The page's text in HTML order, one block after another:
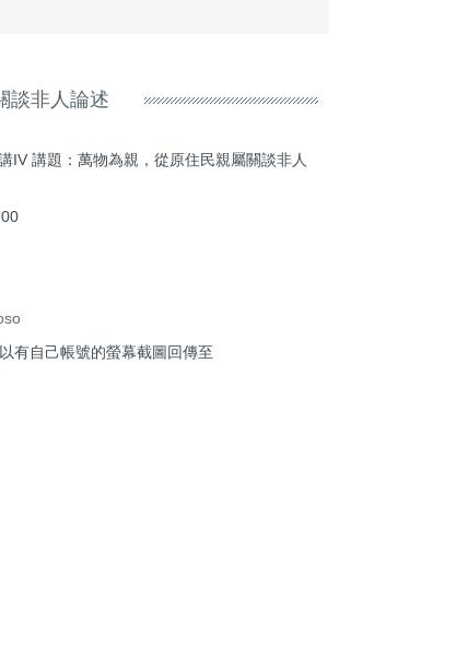
談非人論述
IV 講題：萬物為親，從原住民親屬關談非人
有自己帳號的螢幕截圖回傳至